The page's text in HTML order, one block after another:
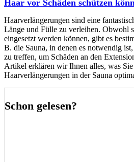
Haar vor Schäden schützen
Haarverlängerungen sind eine
Länge und Fülle zu verleihen. Obwohl
eingesetzt werden können, gibt es
B. die Sauna, in denen es notwendig
zu treffen, um Schäden an den
Artikel erklären wir Ihnen alles, was
Haarverlängerungen in der Sauna
Schon gelesen?